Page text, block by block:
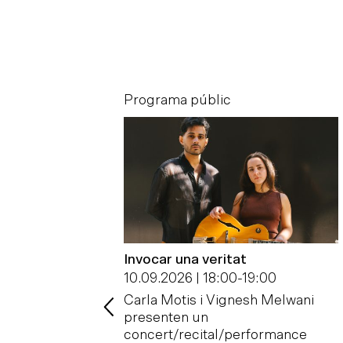
Programa públic
Invocar una veritat
10.09.2026 | 18:00-19:00
Carla Motis i Vignesh Melwani
presenten un
concert/recital/performance